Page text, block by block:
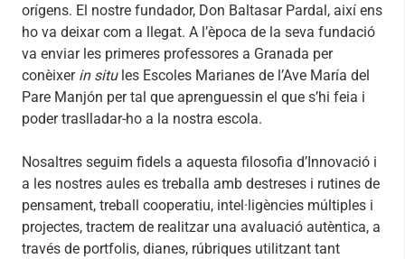
orígens. El nostre fundador, Don Baltasar Pardal, així ens
ho va deixar com a llegat. A l’època de la seva fundació
va enviar les primeres professores a Granada per
conèixer in situles Escoles Marianes de l’Ave María del
Pare Manjón per tal que aprenguessin el que s’hi feia i
poder traslladar-ho a la nostra escola.
Nosaltres seguim fidels a aquesta filosofia d’Innovació i
a les nostres aules es treballa amb destreses i rutines de
pensament, treball cooperatiu, intel·ligències múltiples i
projectes, tractem de realitzar una avaluació autèntica, a
través de portfolis, dianes, rúbriques utilitzant tant